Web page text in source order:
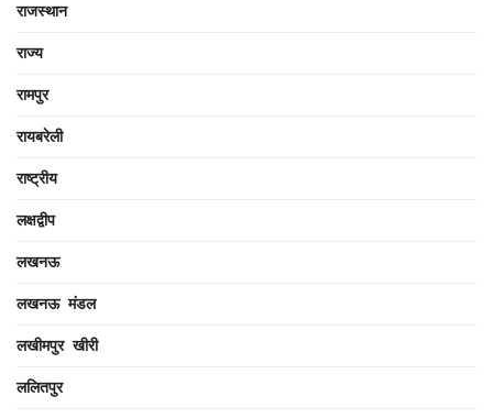
राजस्थान
राज्य
रामपुर
रायबरेली
राष्ट्रीय
लक्षद्वीप
लखनऊ
लखनऊ मंडल
लखीमपुर खीरी
ललितपुर